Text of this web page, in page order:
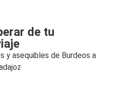
de tu
y asequibles de Burdeos a